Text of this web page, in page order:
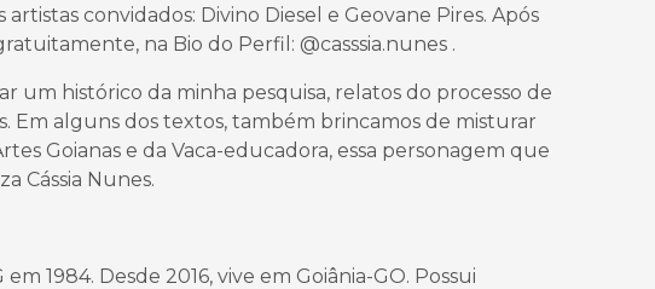
convidados: Divino Diesel e Geovane Pires. Após
na Bio do Perfil: @casssia.nunes .
um histórico da minha pesquisa, relatos do processo de
Em alguns dos textos, também brincamos de misturar
Goianas e da Vaca-educadora, essa personagem que
Cássia Nunes.
1984. Desde 2016, vive em Goiânia-GO. Possui